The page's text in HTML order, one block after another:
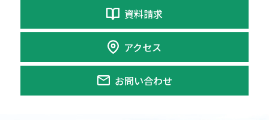
資料請求
アクセス
お問い合わせ